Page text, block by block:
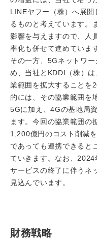
LINEヤフー（株）へ展
るものと考えています。
影響を与えますので、人
率化も併せて進めていま
その一方、5Gネットワ
め、当社とKDDI（株）
業範囲を拡大することを
的には、その協業範囲を
5Gに加え、4Gの基地局
ます。今回の協業範囲の
1,200億円のコスト削減
であっても連携できると
ていきます。なお、
サービスの終了に伴うネ
見込んでいます。
財務戦略